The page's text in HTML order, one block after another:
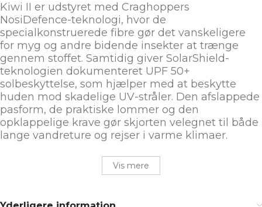
Kiwi II er udstyret med Craghoppers
NosiDefence-teknologi, hvor de
specialkonstruerede fibre gør det vanskeligere
for myg og andre bidende insekter at trænge
gennem stoffet. Samtidig giver SolarShield-
teknologien dokumenteret UPF 50+
solbeskyttelse, som hjælper med at beskytte
huden mod skadelige UV-stråler. Den afslappede
pasform, de praktiske lommer og den
opklappelige krave gør skjorten velegnet til både
lange vandreture og rejser i varme klimaer.
Vis mere